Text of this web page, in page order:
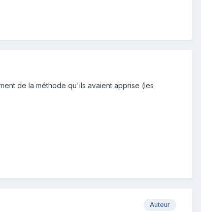
de la méthode qu'ils avaient apprise (les
Auteur